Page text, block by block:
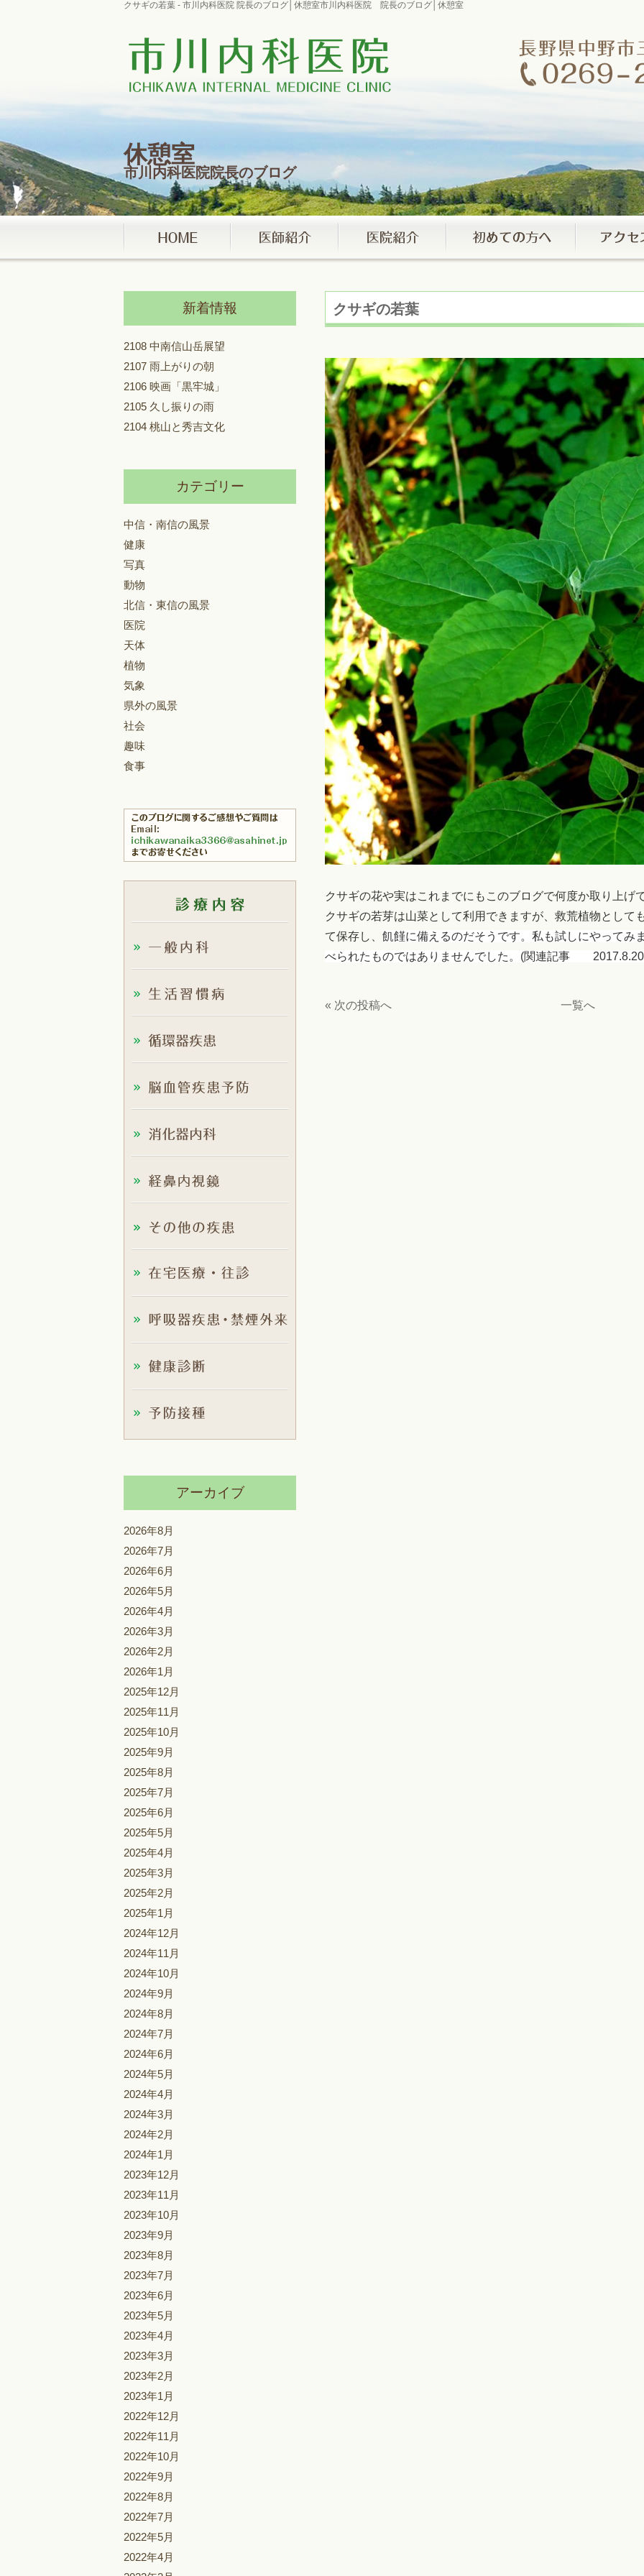
クサギの若葉 - 市川内科医院 院長のブログ│休憩室市川内科医院 院長のブログ│休憩室
休憩室
市川内科医院院長のブログ
クサギの若葉
クサギの花や実はこれまでにもこのブログで何度か取り上げ
クサギの若芽は山菜として利用できますが、救荒植物として
て保存し、 飢饉に備えるのだそうです。私も試しにやってみ
べられたものではありませんでした。(関連記事
一覧へ
« 次の投稿へ
新着情報
2108 中南信山岳展望
2107 雨上がりの朝
2106 映画「黒牢城」
2105 久し振りの雨
2104 桃山と秀吉文化
カテゴリー
中信・南信の風景
健康
写真
動物
北信・東信の風景
医院
天体
植物
気象
県外の風景
社会
趣味
食事
アーカイブ
2026年8月
2026年7月
2026年6月
2026年5月
2026年4月
2026年3月
2026年2月
2026年1月
2025年12月
2025年11月
2025年10月
2025年9月
2025年8月
2025年7月
2025年6月
2025年5月
2025年4月
2025年3月
2025年2月
2025年1月
2024年12月
2024年11月
2024年10月
2024年9月
2024年8月
2024年7月
2024年6月
2024年5月
2024年4月
2024年3月
2024年2月
2024年1月
2023年12月
2023年11月
2023年10月
2023年9月
2023年8月
2023年7月
2023年6月
2023年5月
2023年4月
2023年3月
2023年2月
2023年1月
2022年12月
2022年11月
2022年10月
2022年9月
2022年8月
2022年7月
2022年5月
2022年4月